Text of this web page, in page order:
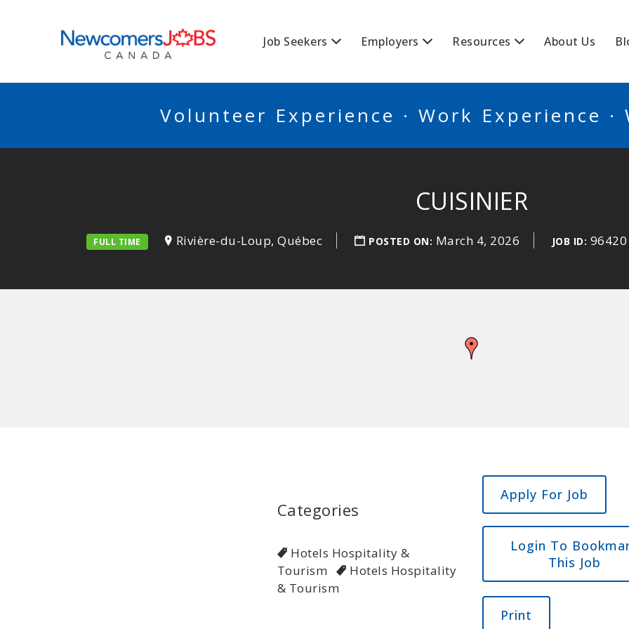
Job Seekers Employers Resources About Us
Volunteer Experience · Work Experience ·
CUISINIER
FULL TIME Rivière-du-Loup, Québec POSTED ON: March 4, 2026 JOB ID: 96420
Categories
Hotels Hospitality &
Tourism
Hotels Hospitality
& Tourism
Login To
This Job
Print